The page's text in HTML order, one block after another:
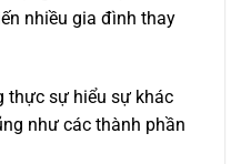
nhiều gia đình thay
thực sự hiểu sự khác
như các thành phần